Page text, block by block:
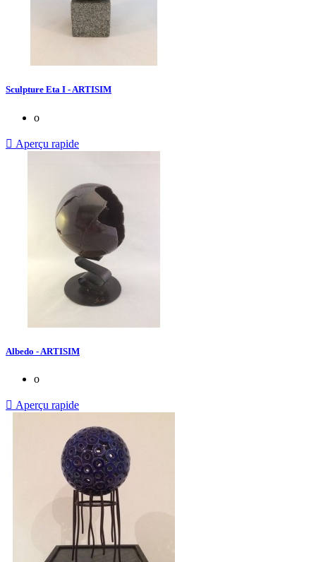
Sculpture Eta I - ARTISIM
o
 Aperçu rapide
Albedo - ARTISIM
o
 Aperçu rapide